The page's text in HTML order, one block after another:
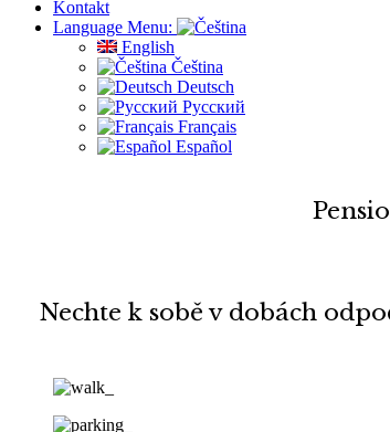
Kontakt
Language Menu:
English
Čeština
Deutsch
Русский
Français
Español
Nechte k sobě v dobách